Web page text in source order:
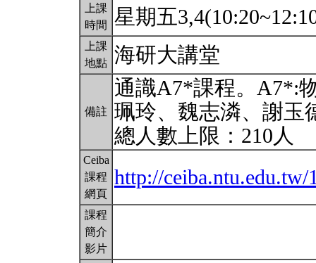
上課
時間
星期五
上課
地點 海研大講堂
備註
通識A7*課程。A7*:
珮玲、魏志潾、謝玉
總人數上限：210人
Ceiba
課程
網頁
http://ceiba.ntu.edu.tw/
課程
簡介
影片